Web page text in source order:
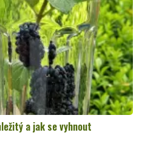
a jak se vyhnout